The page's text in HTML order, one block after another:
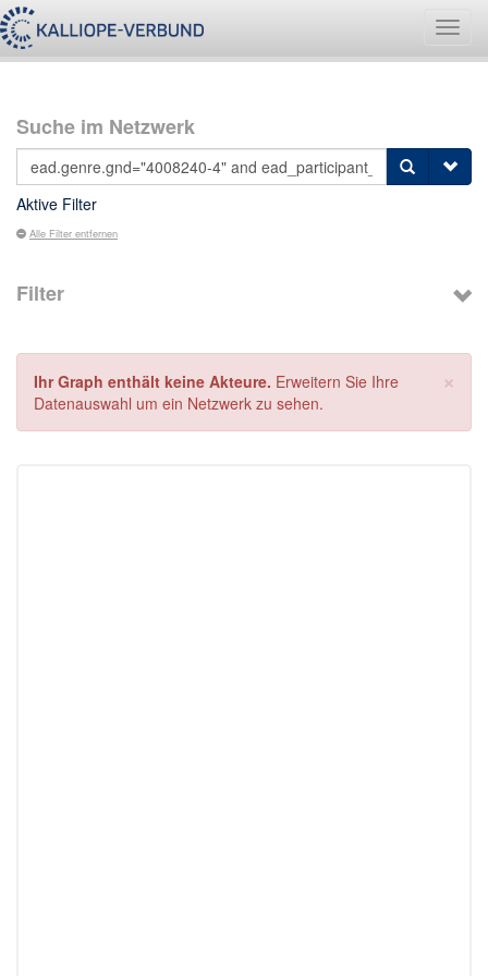
Suche im Netzwerk
Aktive Filter
Alle Filter entfernen
Filter
×
Ihr Graph enthält keine Akteure. Erweitern Sie Ihre
Datenauswahl um ein Netzwerk zu sehen.